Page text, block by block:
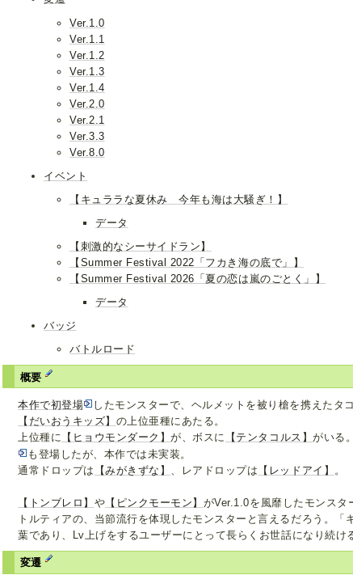
Ver.1.0
Ver.1.1
Ver.1.2
Ver.1.3
Ver.1.4
Ver.2.0
Ver.2.1
Ver.3.3
Ver.8.0
イベント
【キュララな夏休み 今年も海は大騒ぎ！】
データ
【刺激的なシーサイドラン】
【Summer Festival 2022「フカき海の底で」】
【Summer Festival 2026「夏の恋は嵐のごとく」】
データ
バッジ
バトルロード
概要
本作で初登場 したモンスターで、ヘルメットを被り槍を携えたタコ
【だいおうキッズ】 の上位亜種にあたる。
上位種に
【ヒョウモンダーク】が、ボスに 【テンタコルス】がいる
も登場したが、本作では未実装。
通常ドロップは
【みがきずな】 、レアドロップは 【レッドアイ】 。
【トンブレロ】 や 【ピンクモーモン】 がVer.1.0を風靡したモンスタ
トルティアの、当節流行を体現したモンスターと言えるだろう。
葉であり、Lv上げをするユーザーにとって長らくお世話になり続け
変遷